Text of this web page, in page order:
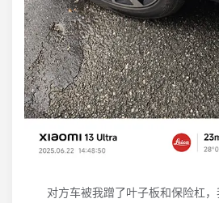
对方车被我蹭了叶子板和保险杠，